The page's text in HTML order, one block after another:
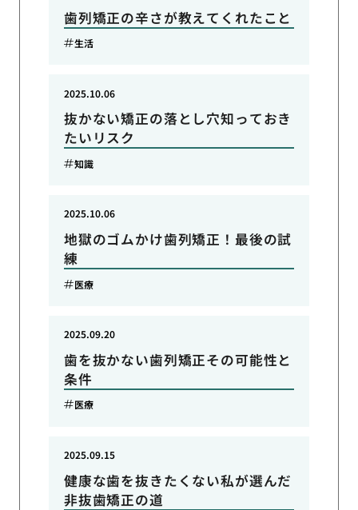
歯列矯正の辛さが教えてくれたこと
生活
抜かない矯正の落とし穴知っておき
たいリスク
2025.10.06
知識
地獄のゴムかけ歯列矯正！最後の試
練
2025.10.06
医療
歯を抜かない歯列矯正その可能性と
条件
2025.09.20
医療
健康な歯を抜きたくない私が選んだ
非抜歯矯正の道
2025.09.15